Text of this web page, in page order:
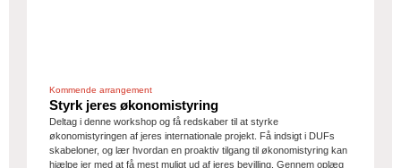
Kommende arrangement
Styrk jeres økonomistyring
Deltag i denne workshop og få redskaber til at styrke
økonomistyringen af jeres internationale projekt. Få indsigt i DUFs
skabeloner, og lær hvordan en proaktiv tilgang til økonomistyring kan
hjælpe jer med at få mest muligt ud af jeres bevilling. Gennem oplæg